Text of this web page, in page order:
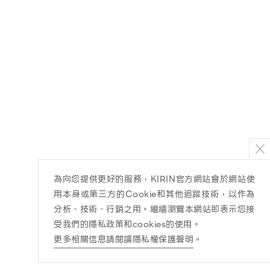
為向您提供更好的服務，KIRIN官方網站會於網站使
用本身或第三方的Cookie和其他追蹤技術，以作為
分析、技術、行銷之用。繼續瀏覽本網站即表示您接
受我們的隱私政策和cookies的使用。
更多相關信息請閱讀隱私權保護聲明 。